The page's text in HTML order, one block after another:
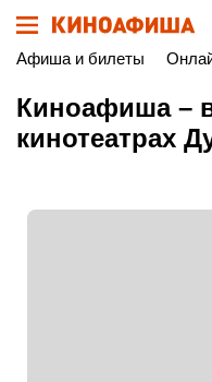
Афиша и билеты
Киноафиша –
кинотеатрах